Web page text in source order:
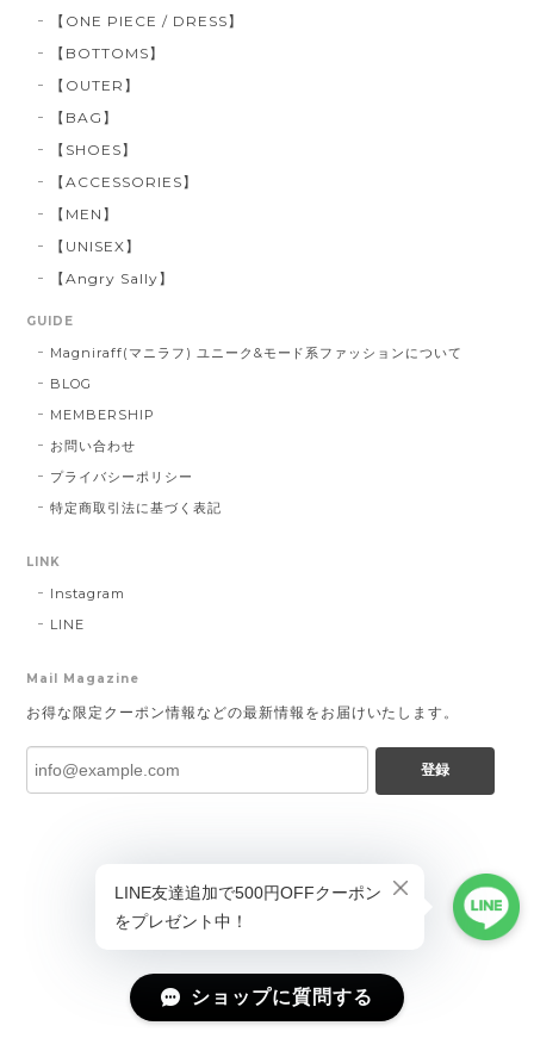
【ONE PIECE / DRESS】
【BOTTOMS】
【OUTER】
【BAG】
【SHOES】
【ACCESSORIES】
【MEN】
【UNISEX】
【Angry Sally】
GUIDE
Magniraff(マニラフ) ユニーク&モード系ファッションについて
BLOG
MEMBERSHIP
お問い合わせ
プライバシーポリシー
特定商取引法に基づく表記
LINK
Instagram
LINE
Mail Magazine
お得な限定クーポン情報などの最新情報をお届けいたします。
登録
ショップに質問する